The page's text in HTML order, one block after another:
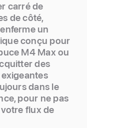
carré de
de côté,
un
conçu pour
M4 Max ou
des
dans le
pour ne pas
flux de